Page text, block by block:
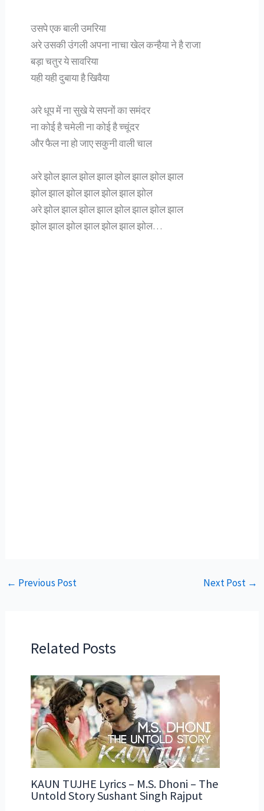
उसपे एक बाली उमरिया
अरे उसकी उंगली अपना नाचा खेल कन्हैया ने है राजा
बड़ा चतुर ये सावरिया
यही यही दुबाया है खिवैया
अरे धूप में ना सुखे ये सपनों का समंदर
ना कोई है चमेली ना कोई है च्चूंदर
और फैल ना हो जाए सकुनी वाली चाल
अरे झोल झाल झोल झाल झोल झाल झोल झाल
झोल झाल झोल झाल झोल झाल झोल
अरे झोल झाल झोल झाल झोल झाल झोल झाल
झोल झाल झोल झाल झोल झाल झोल…
← Previous Post Next Post →
Related Posts
KAUN TUJHE Lyrics – M.S. Dhoni – The
Untold Story Sushant Singh Rajput